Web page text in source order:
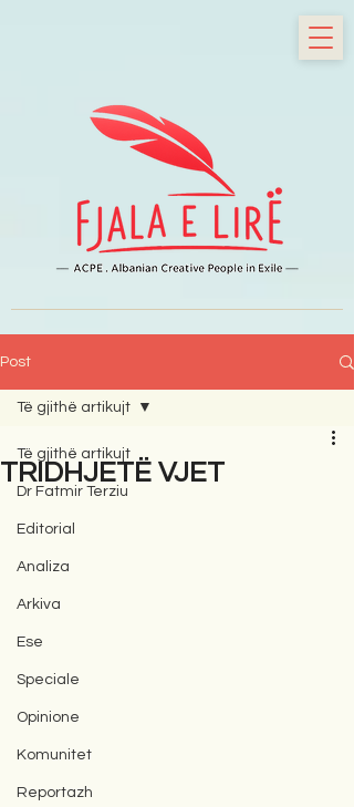
Post
Të gjithë artikujt
Dr Fatmir Terziu
Editorial
Analiza
Arkiva
Ese
Speciale
Opinione
Komunitet
Reportazh
Të gjithë artikujt
TRIDHJETË VJET